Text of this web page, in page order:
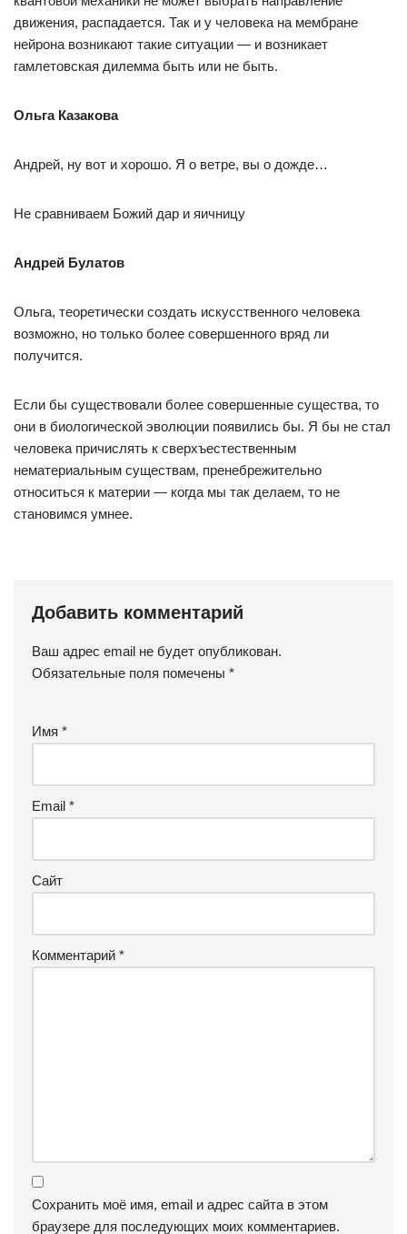
движения, распадается. Так и у человека на мембране
нейрона возникают такие ситуации — и возникает
гамлетовская дилемма быть или не быть.
Ольга Казакова
Андрей, ну вот и хорошо. Я о ветре, вы о дожде…
Не сравниваем Божий дар и яичницу
Андрей Булатов
Ольга, теоретически создать искусственного человека
возможно, но только более совершенного вряд ли
получится.
Если бы существовали более совершенные существа, то
они в биологической эволюции появились бы. Я бы не стал
человека причислять к сверхъестественным
нематериальным существам, пренебрежительно
относиться к материи — когда мы так делаем, то не
становимся умнее.
Добавить комментарий
Ваш адрес email не будет опубликован.
Обязательные поля помечены *
Имя *
Email *
Сайт
Комментарий *
Сохранить моё имя, email и адрес сайта в этом
браузере для последующих моих комментариев.